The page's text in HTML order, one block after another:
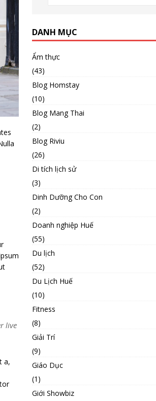
live
a,
DANH MỤC
Ẩm thực
(43)
Blog Homstay
(10)
Blog Mang Thai
(2)
Blog Riviu
(26)
Di tích lịch sử
(3)
Dinh Dưỡng Cho Con
(2)
Doanh nghiệp Huế
(55)
Du lịch
(52)
Du Lịch Huế
(10)
Fitness
(8)
Giải Trí
(9)
Giáo Dục
(1)
Giới Showbiz